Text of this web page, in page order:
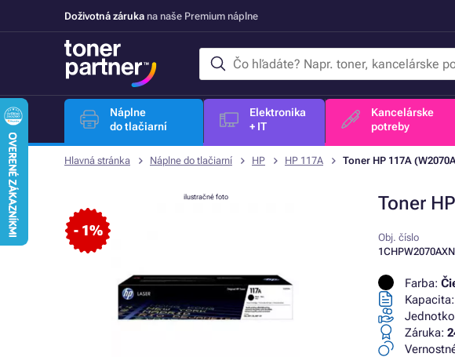
Doživotná záruka na naše Premium náplne
Náplne
do tlačiarní
Elektronika
+ IT
Kancelárske
potreby
Hlavná stránka Náplne do tlačiarní HP HP 117A Toner HP 117A
Toner
- 1%
ilustračné foto
Obj. číslo
Farba:
Kapacita:
Záruka: